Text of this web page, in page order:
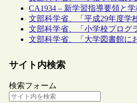
CA1934 – 新学習指導要領と
文部科学省、「平成29年度学
文部科学省、「小学校プログ
文部科学省、「大学図書館に
サイト内検索
検索フォーム